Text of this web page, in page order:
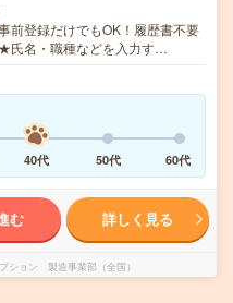
前登録だけでもOK！履歴書不要
氏名・職種などを入力す…
40代 50代 60代
む 詳しく見る
ション 製造事業部（全国）